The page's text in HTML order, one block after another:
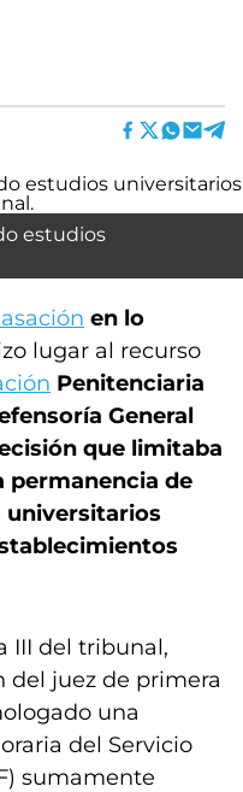
estudios
en lo
lugar al recurso
Penitenciaria
General
que limitaba
permanencia de
universitarios
III del tribunal,
del juez de primera
una
del Servicio
sumamente